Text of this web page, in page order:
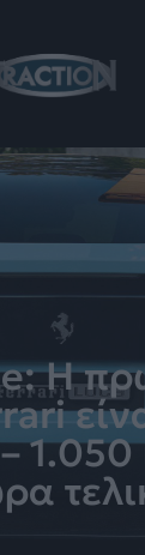
Η
1.050